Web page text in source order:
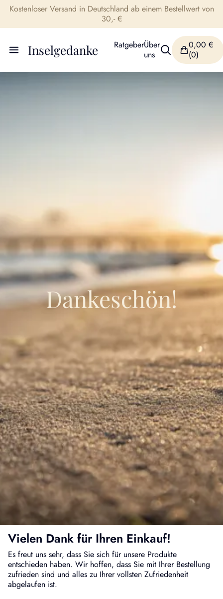
Kostenloser Versand in Deutschland ab einem Bestellwert von
30,- €
Inselgedanke RatgeberÜber
uns
0,00 €
(0)
Dankeschön!
Vielen Dank für Ihren Einkauf!
Es freut uns sehr, dass Sie sich für unsere Produkte
entschieden haben. Wir hoffen, dass Sie mit Ihrer Bestellung
zufrieden sind und alles zu Ihrer vollsten Zufriedenheit
abgelaufen ist.